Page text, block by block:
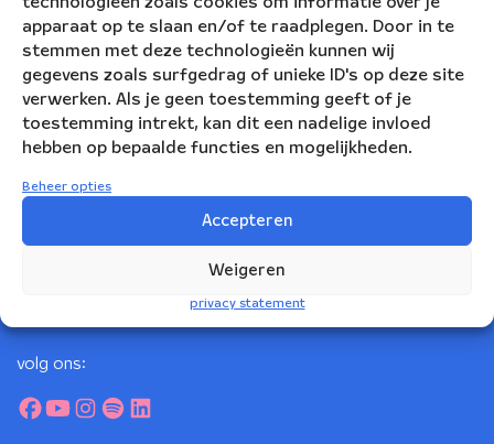
apparaat op te slaan en/of te raadplegen. Door in te
stemmen met deze technologieën kunnen wij
gegevens zoals surfgedrag of unieke ID's op deze site
verwerken. Als je geen toestemming geeft of je
toestemming intrekt, kan dit een nadelige invloed
hebben op bepaalde functies en mogelijkheden.
Beheer opties
Accepteren
Weigeren
privacy statement
Nederlands Blazers Ensemble
Korte Leidsedwarsstraat 12
volg ons: